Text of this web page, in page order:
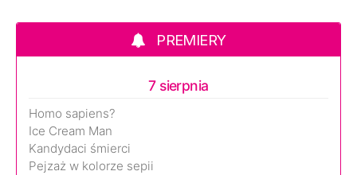
PREMIERY
7 sierpnia
Homo sapiens?
Ice Cream Man
Kandydaci śmierci
Pejzaż w kolorze sepii